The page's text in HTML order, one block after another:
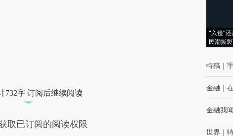
732字 订阅后继续阅读
取已订阅的阅读权限
“入侵”
民潮撕
特稿 ｜
金融 ｜
金融我闻
世界 ｜